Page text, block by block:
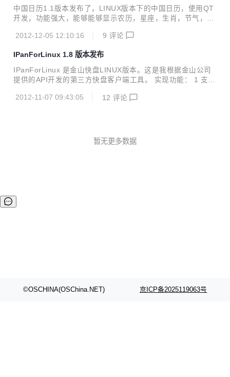
月的BUG 下载地址 http://www.ipanx.net/?p=60 更多我个人
开发的程序请访问 爱盘网
中国日历1.1版本发布了，LINUX版本下的中国日历，使用QT
开发，功能强大，能够能够显示农历，星座，生肖，节气，世
误，增加了托盘提示功能。 下载请访问http://www.ipanx.ne
2012-12-05 12:10:16 9 评论
IPanForLinux 1.8 版本发布
IPanForLinux 是金山快盘LINUX版本。这是我根据金山公司
提供的API开发的第三方快盘客户端工具。 实现功能： 1 支持
4查看 用户空间信息。 5 程序运行时，对IPAN 目录增加文件
2012-11-07 09:43:05 12 评论
暂无更多数据
©OSCHINA(OSChina.NET) 京ICP备2025119063号